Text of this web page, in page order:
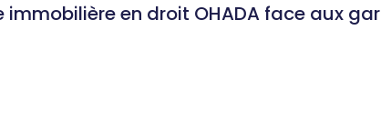
en droit OHADA face aux